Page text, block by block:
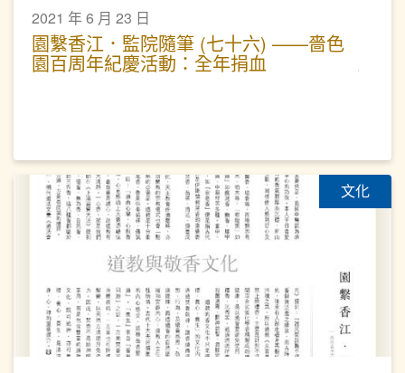
2021 年 6 月 23 日
園繫香江．監院隨筆 (七十六) ——嗇色
園百周年紀慶活動：全年捐血
文化